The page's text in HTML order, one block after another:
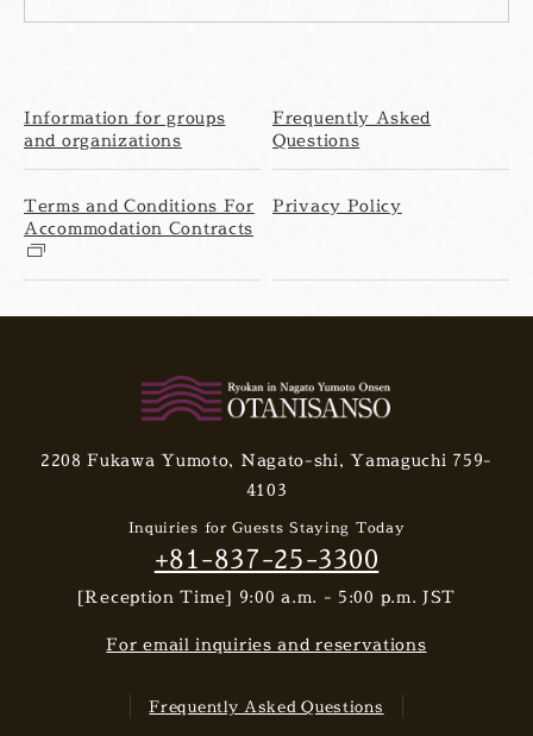
Information for groups
and organizations
Frequently Asked
Questions
Terms and Conditions For
Accommodation Contracts
Privacy Policy
2208 Fukawa Yumoto, Nagato-shi, Yamaguchi 759-
4103
Inquiries for Guests Staying Today
+81-837-25-3300
[Reception Time] 9:00 a.m. - 5:00 p.m. JST
For email inquiries and reservations
Frequently Asked Questions